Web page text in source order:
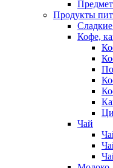
Продукты
Кофе,
Чай